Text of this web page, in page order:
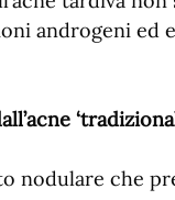
androgeni ed
nodulare che